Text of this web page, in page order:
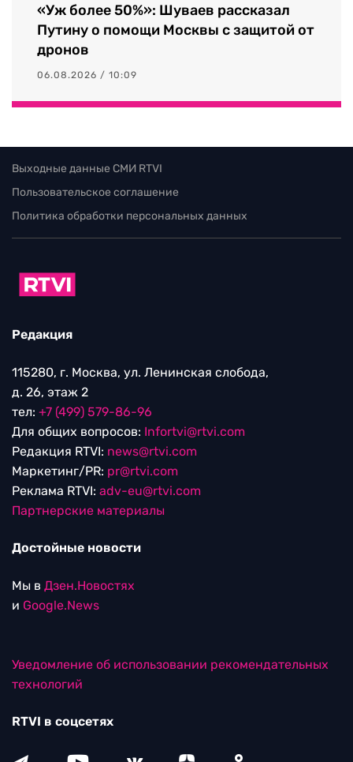
«Уж более 50%»: Шуваев рассказал
Путину о помощи Москвы с защитой от
дронов
06.08.2026 / 10:09
Выходные данные СМИ RTVI
Пользовательское соглашение
Политика обработки персональных данных
Редакция
115280, г. Москва, ул. Ленинская слобода,
д. 26, этаж 2
тел: +7 (499) 579-86-96
Для общих вопросов: Infortvi@rtvi.com
Редакция RTVI: news@rtvi.com
Маркетинг/PR: pr@rtvi.com
Реклама RTVI: adv-eu@rtvi.com
Партнерские материалы
Достойные новости
Мы в Дзен.Новостях
и Google.News
Уведомление об использовании рекомендательных
технологий
RTVI в соцсетях